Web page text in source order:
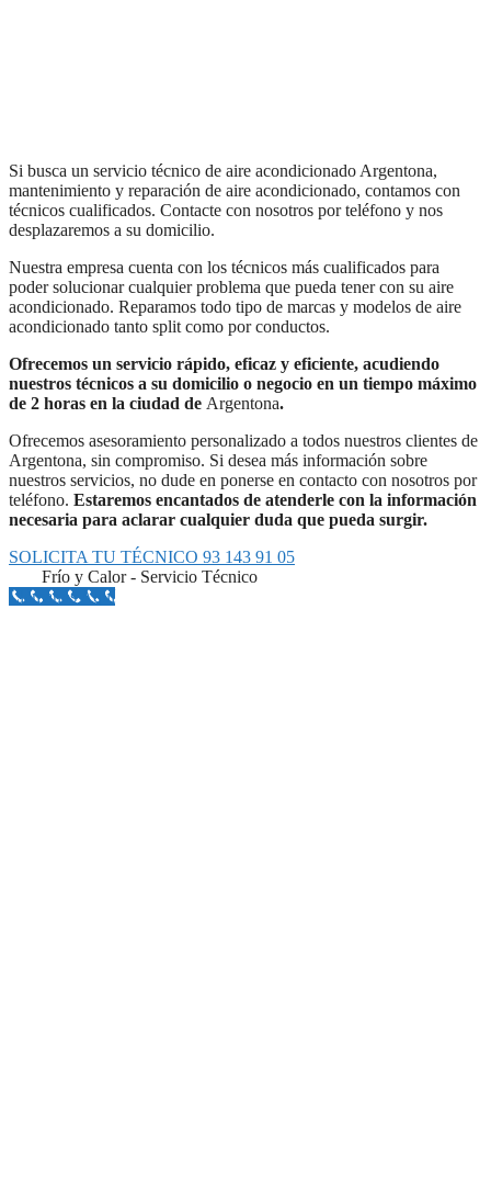
Si busca un servicio técnico de aire acondicionado Argentona,
mantenimiento y reparación de aire acondicionado, contamos con
técnicos cualificados. Contacte con nosotros por teléfono y nos
desplazaremos a su domicilio.
Nuestra empresa cuenta con los técnicos más cualificados para
poder solucionar cualquier problema que pueda tener con su aire
acondicionado. Reparamos todo tipo de marcas y modelos de aire
acondicionado tanto split como por conductos.
Ofrecemos un servicio rápido, eficaz y eficiente, acudiendo
nuestros técnicos a su domicilio o negocio en un tiempo máximo
de 2 horas en la ciudad de Argentona.
Ofrecemos asesoramiento personalizado a todos nuestros clientes de
Argentona, sin compromiso. Si desea más información sobre
nuestros servicios, no dude en ponerse en contacto con nosotros por
teléfono. Estaremos encantados de atenderle con la información
necesaria para aclarar cualquier duda que pueda surgir.
SOLICITA TU TÉCNICO 93 143 91 05
Frío y Calor - Servicio Técnico
Llámanos Aquí